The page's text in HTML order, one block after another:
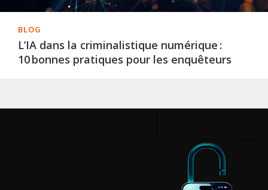
BLOG
L’IA dans la criminalistique numérique :
10 bonnes pratiques pour les enquêteurs